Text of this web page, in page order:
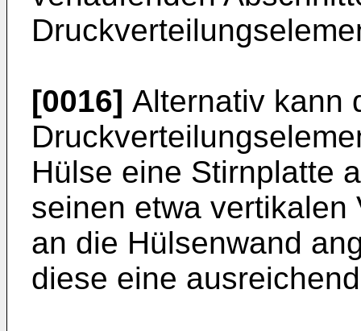
[0016] Alternativ kann
Hülse eine Stirnplatte
seinen etwa
an die Hülsenwand
diese eine